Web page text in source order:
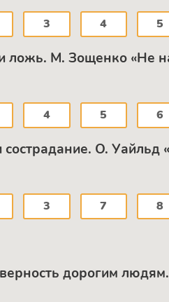
3 4 5
ложь. М. Зощенко «Не
4 5 6
сострадание. О. Уайльд
3 7 8
дорогим